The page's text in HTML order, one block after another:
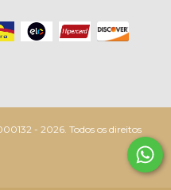
- 2026. Todos os direitos